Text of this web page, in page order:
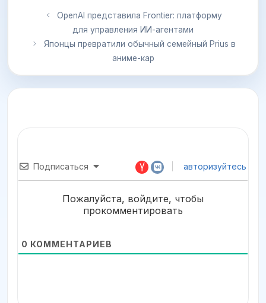
OpenAI представила Frontier: платформу
для управления ИИ-агентами
Японцы превратили обычный семейный Prius в
аниме-кар
Подписаться авторизуйтесь
Пожалуйста, войдите, чтобы
прокомментировать
0 КОММЕНТАРИЕВ